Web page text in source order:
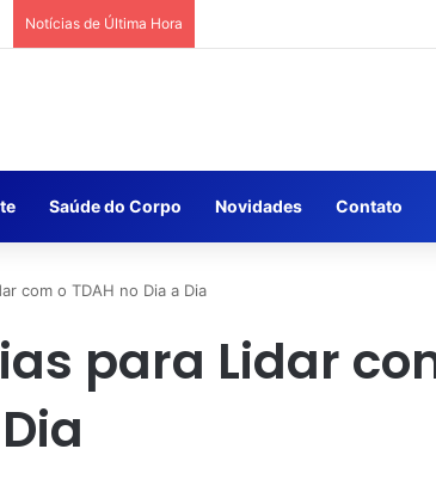
Notícias de Última Hora
Saúde do Corpo Novidades Contato
com o TDAH no Dia a Dia
para Lidar